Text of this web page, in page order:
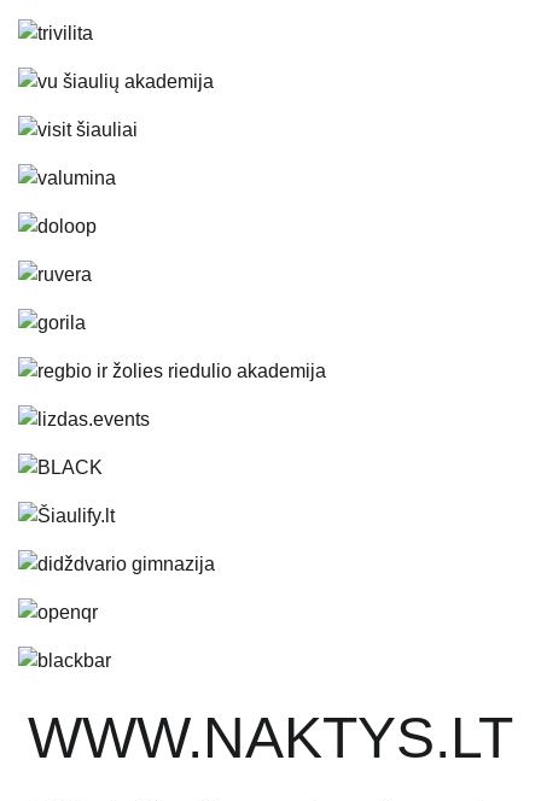
WWW.NAKTYS.LT